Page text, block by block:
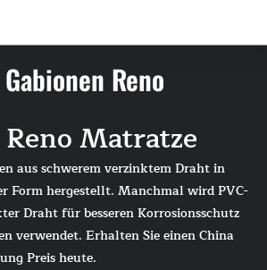
Reno
Matratze
aus schwerem verzinktem Draht in
Form hergestellt. Manchmal wird PVC-
Draht für besseren Korrosionsschutz
verwendet. Erhalten Sie einen China
Preis heute.